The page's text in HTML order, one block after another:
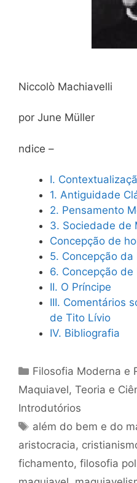
Niccolò Machiavelli
por June Müller
ndice –
I.
1. Antiguidade
2. Pensamento
3. Sociedade de
Concepção de
5. Concepção
6. Concepção
II. O Príncipe
III. Comentários
de Tito Lívio
IV. Bibliografia
Categorias
Filosofia Moderna e
Maquiavel, Teoria e
Introdutórios
Tags
além do bem e do
aristocracia,
fichamento, filosofia